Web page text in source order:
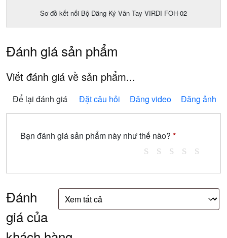
Sơ đồ kết nối Bộ Đăng Ký Vân Tay VIRDI FOH-02
Đánh giá sản phẩm
Viết đánh giá về sản phẩm...
Để lại đánh giá Đặt câu hỏi Đăng video Đăng ảnh
Bạn đánh giá sản phẩm này như thế nào? *
Đánh
giá của